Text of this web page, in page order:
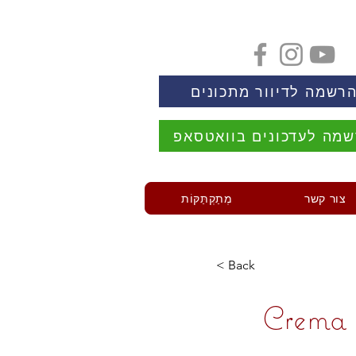
לדיוור מתכונים
לעדכונים בוואטסאפ
צור קשר מְתַקְתַּקּוֹת
< Back